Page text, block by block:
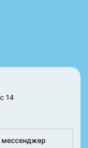
14
мессенджер